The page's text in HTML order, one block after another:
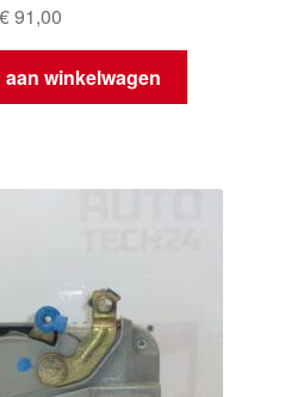
€91,00
winkelwagen